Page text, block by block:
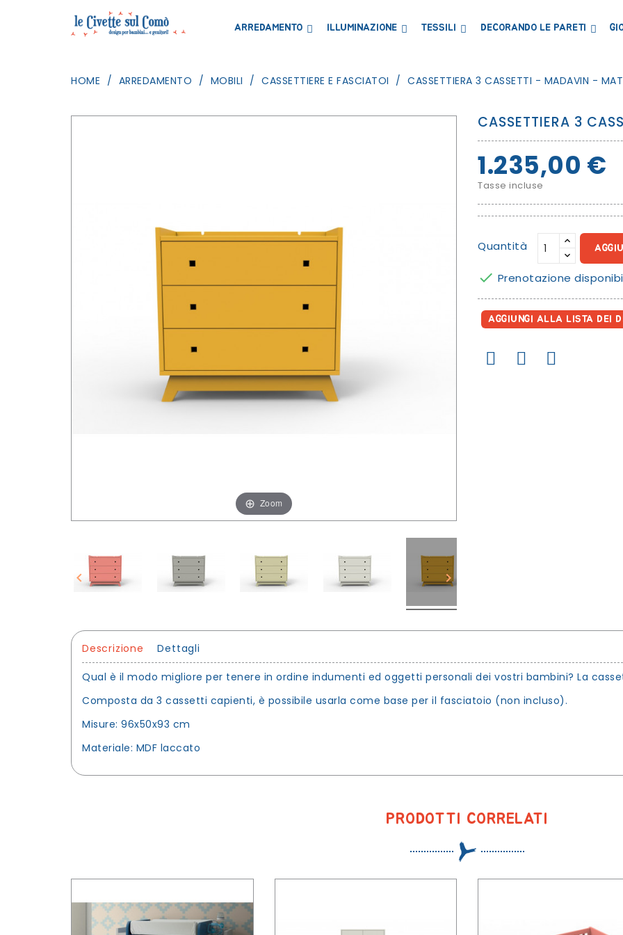
ARREDAMENTO ILLUMINAZIONE TESSILI DECORANDO LE PARETI
HOME ARREDAMENTO MOBILI CASSETTIERE E FASCIATOI CASSETTIERA 3 CASSETTI - MADAVIN -
Zoom
 
CASSETTIERA 3
1.235,00 €
Tasse incluse
Quantità
 Prenotazione
AGGIUNGI ALLA LISTA DEI
Descrizione Dettagli
Qual è il modo migliore per tenere in ordine indumenti ed oggetti personali dei vostri bambini? La
Composta da 3 cassetti capienti, è possibile usarla come base per il fasciatoio (non incluso).
Misure: 96x50x93 cm
Materiale: MDF laccato
PRODOTTI CORRELATI